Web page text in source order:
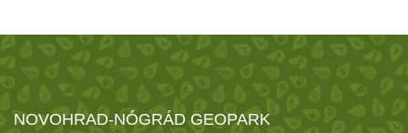
NOVOHRAD-NÓGRÁD GEOPARK